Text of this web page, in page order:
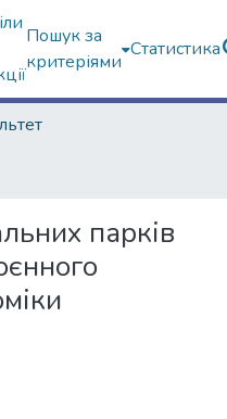
Пошук за
критеріями
Статистика
парків